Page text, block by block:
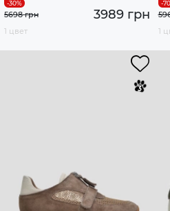
3989 грн
5698 грн
1 цвет
1